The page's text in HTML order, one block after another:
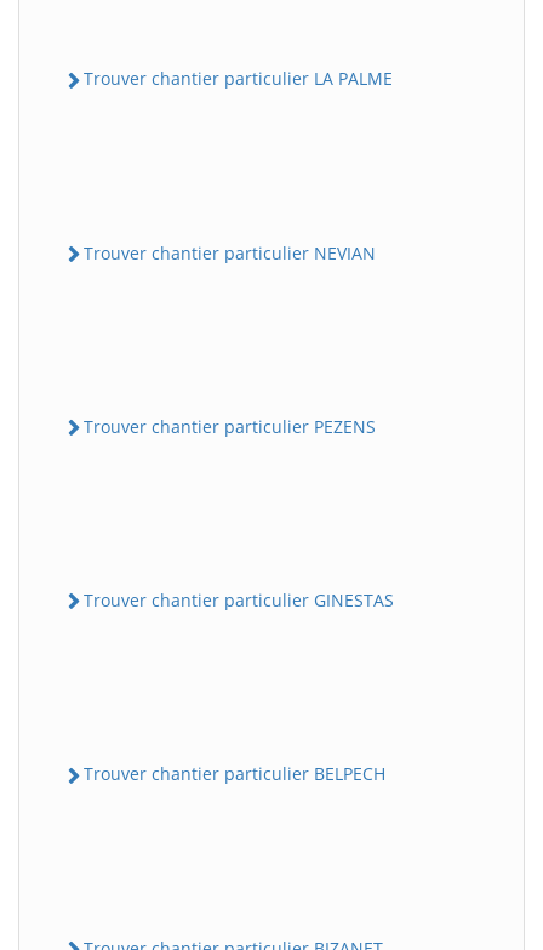
Trouver chantier particulier LA PALME
Trouver chantier particulier NEVIAN
Trouver chantier particulier PEZENS
Trouver chantier particulier GINESTAS
Trouver chantier particulier BELPECH